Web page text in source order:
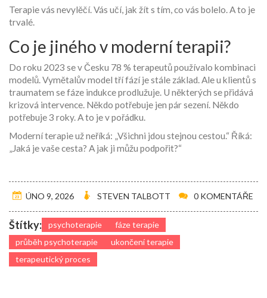
Terapie vás nevylěčí. Vás učí, jak žít s tím, co vás bolelo. A to je
trvalé.
Co je jiného v moderní terapii?
Do roku 2023 se v Česku 78 % terapeutů používalo kombinaci
modelů. Vymětalův model tří fází je stále základ. Ale u klientů s
traumatem se fáze indukce prodlužuje. U některých se přidává
krizová intervence. Někdo potřebuje jen pár sezení. Někdo
potřebuje 3 roky. A to je v pořádku.
Moderní terapie už neříká: „Všichni jdou stejnou cestou.“ Říká:
„Jaká je vaše cesta? A jak ji můžu podpořit?“
ÚNO 9, 2026 STEVEN TALBOTT 0 KOMENTÁŘE
Štítky: psychoterapie
fáze terapie
průběh psychoterapie
ukončení terapie
terapeutický proces